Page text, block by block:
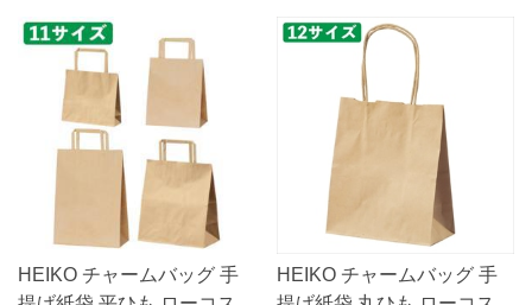
HEIKO チャームバッグ 手
HEIKO チャームバッグ 手